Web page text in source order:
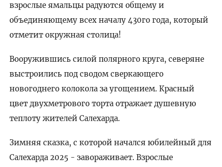
взрослые ямальцы радуются общему и
объединяющему всех началу 430го года, который
отметит окружная столица!
Вооружившись силой полярного круга, северяне
выстроились под сводом сверкающего
новогоднего колокола за угощением. Красный
цвет двухметрового торта отражает душевную
теплоту жителей Салехарда.
Зимняя сказка, с которой начался юбилейный для
Салехарда 2025 - завораживает. Взрослые